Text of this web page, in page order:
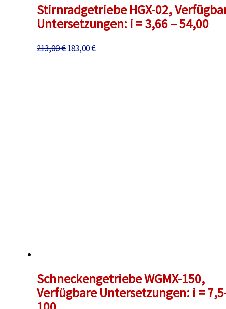
Stirnradgetriebe HGX-02,
Untersetzungen: i = 3,66 – 54,00
213,00€Ursprünglicher
183,00€Aktueller
Schneckengetriebe WGMX-150,
Verfügbare Untersetzungen: i =